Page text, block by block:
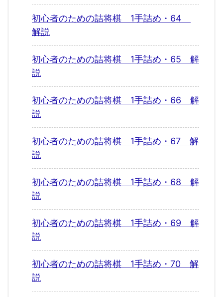
初心者のための詰将棋 1手詰め・64
解説
初心者のための詰将棋 1手詰め・65 解
説
初心者のための詰将棋 1手詰め・66 解
説
初心者のための詰将棋 1手詰め・67 解
説
初心者のための詰将棋 1手詰め・68 解
説
初心者のための詰将棋 1手詰め・69 解
説
初心者のための詰将棋 1手詰め・70 解
説